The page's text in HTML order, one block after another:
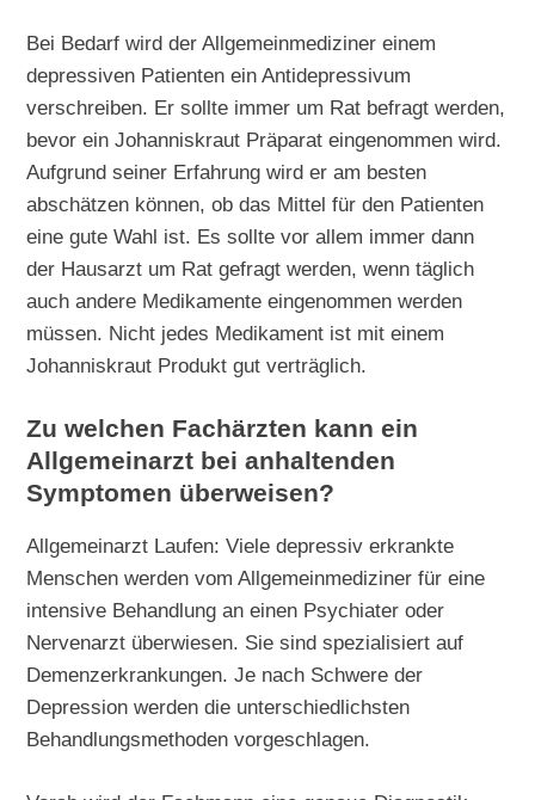
Bei Bedarf wird der Allgemeinmediziner einem
depressiven Patienten ein Antidepressivum
verschreiben. Er sollte immer um Rat befragt werden,
bevor ein Johanniskraut Präparat eingenommen wird.
Aufgrund seiner Erfahrung wird er am besten
abschätzen können, ob das Mittel für den Patienten
eine gute Wahl ist. Es sollte vor allem immer dann
der Hausarzt um Rat gefragt werden, wenn täglich
auch andere Medikamente eingenommen werden
müssen. Nicht jedes Medikament ist mit einem
Johanniskraut Produkt gut verträglich.
Zu welchen Fachärzten kann ein
Allgemeinarzt bei anhaltenden
Symptomen überweisen?
Allgemeinarzt Laufen: Viele depressiv erkrankte
Menschen werden vom Allgemeinmediziner für eine
intensive Behandlung an einen Psychiater oder
Nervenarzt überwiesen. Sie sind spezialisiert auf
Demenzerkrankungen. Je nach Schwere der
Depression werden die unterschiedlichsten
Behandlungsmethoden vorgeschlagen.